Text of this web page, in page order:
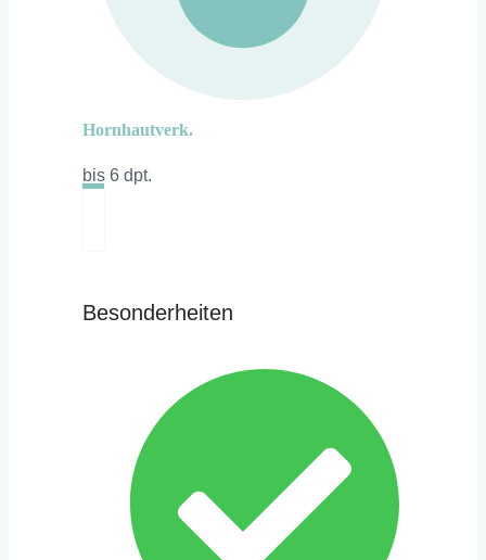
Hornhautverk.
bis 6 dpt.
Besonderheiten